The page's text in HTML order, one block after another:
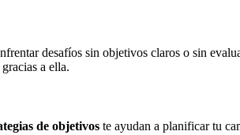
desafíos sin objetivos claros o sin
a ella.
de objetivos te ayudan a planificar tu